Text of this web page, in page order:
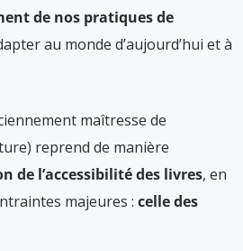
de nos pratiques de
au monde d’aujourd’hui et à
maîtresse de
reprend de manière
de l’accessibilité des livres, en
majeures : celle des